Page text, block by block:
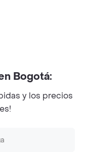
reserved.
Bogotá:
y los precios